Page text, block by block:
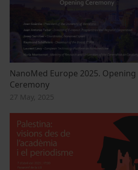
NanoMed Europe 2025. Opening
Ceremony
27 May, 2025